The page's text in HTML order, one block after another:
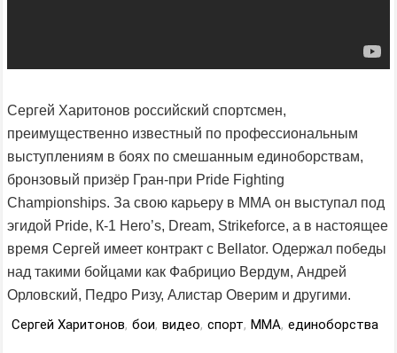
Сергей Харитонов российский спортсмен,
преимущественно известный по профессиональным
выступлениям в боях по смешанным единоборствам,
бронзовый призёр Гран-при Pride Fighting
Championships. За свою карьеру в ММА он выступал под
эгидой Pride, К-1 Hero’s, Dream, Strikeforce, а в настоящее
время Сергей имеет контракт с Bellator. Одержал победы
над такими бойцами как Фабрицио Вердум, Андрей
Орловский, Педро Ризу, Алистар Оверим и другими.
Сергей Харитонов, бои, видео, спорт, MMA, единоборства